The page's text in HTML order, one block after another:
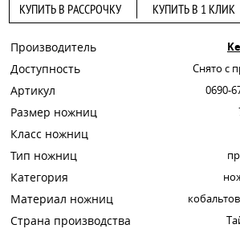
КУПИТЬ В РАССРОЧКУ КУПИТЬ В 1 КЛИК
Производитель
Доступность Снято с
Артикул 0690-
Размер ножниц
Класс ножниц
Тип ножниц
Категория
Материал ножниц
Страна производства